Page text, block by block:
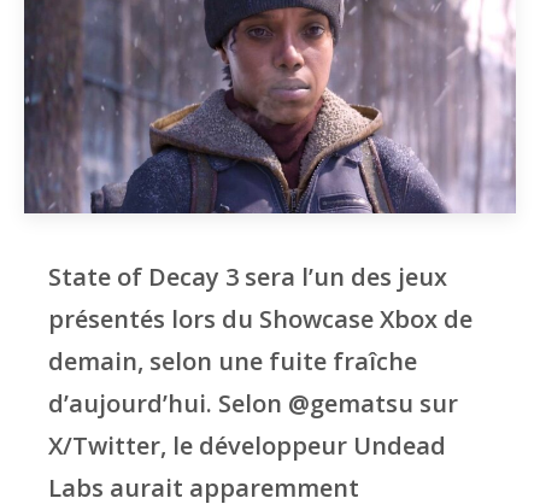
State of Decay 3 sera l’un des jeux
présentés lors du Showcase Xbox de
demain, selon une fuite fraîche
d’aujourd’hui. Selon @gematsu sur
X/Twitter, le développeur Undead
Labs aurait apparemment